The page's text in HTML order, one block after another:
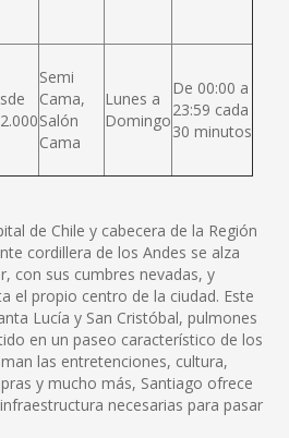
Semi
Cama,
Salón
Cama
Lunes a
Domingo
De 00:00 a
23:59 cada
30 minutos
de Chile y cabecera de la Región
cordillera de los Andes se alza
con sus cumbres nevadas, y
el propio centro de la ciudad. Este
Lucía y San Cristóbal, pulmones
en un paseo característico de los
las entretenciones, cultura,
y mucho más, Santiago ofrece
necesarias para pasar